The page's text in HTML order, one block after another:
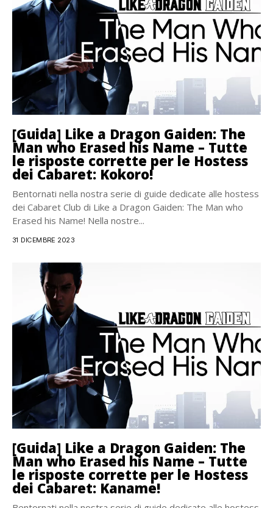
[Guida] Like a Dragon Gaiden: The
Man who Erased his Name – Tutte
le risposte corrette per le Hostess
dei Cabaret: Kokoro!
Bentornati nella nostra serie di guide dedicate alle hostess
dei Cabaret Club di Like a Dragon Gaiden: The Man who
Erased his Name! Nella nostre...
31 DICEMBRE 2023
[Guida] Like a Dragon Gaiden: The
Man who Erased his Name – Tutte
le risposte corrette per le Hostess
dei Cabaret: Kaname!